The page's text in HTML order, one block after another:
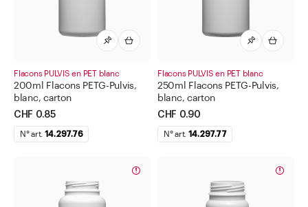
Flacons d'apothicaire
Flacons pharmaceutique
Flacons pour méthadone
Flacons à perfusion
Boîte à comprimés PillAid
Flacons INTERPHARMA
Flacons PULVIS en PET
Flacons PULVIS en PET blanc
200ml Flacons PETG-Pulvis,
blanc, carton
CHF 0.85
N° art. 14.297.76
Flacons PULVIS en PET blanc
250ml Flacons PETG-Pulvis,
blanc, carton
CHF 0.90
N° art. 14.297.77